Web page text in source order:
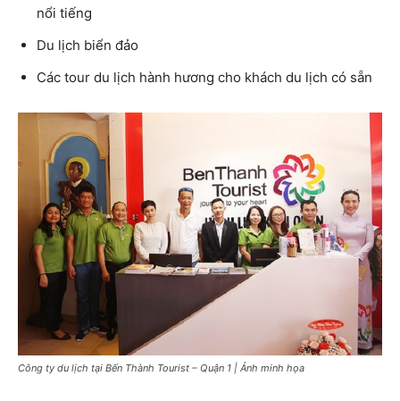
nổi tiếng
Du lịch biển đảo
Các tour du lịch hành hương cho khách du lịch có sẵn
Công ty du lịch tại Bến Thành Tourist – Quận 1 | Ảnh minh họa